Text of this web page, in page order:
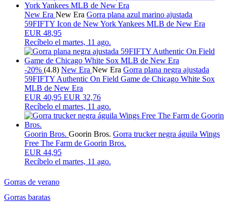
New Era New Era Gorra plana azul marino ajustada
59FIFTY Icon de New York Yankees MLB de New Era
EUR 48,95
Recíbelo el martes, 11 ago.
-20% (4.8) New Era New Era Gorra plana negra ajustada
59FIFTY Authentic On Field Game de Chicago White Sox
MLB de New Era
EUR 40,95 EUR 32,76
Recíbelo el martes, 11 ago.
Goorin Bros. Goorin Bros. Gorra trucker negra águila Wings
Free The Farm de Goorin Bros.
EUR 44,95
Recíbelo el martes, 11 ago.
Gorras de verano
Gorras baratas